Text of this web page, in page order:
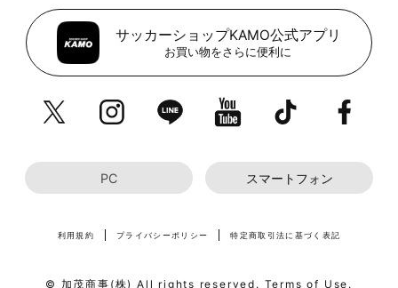
サッカーショップKAMO公式アプリ
お買い物をさらに便利に
PC スマートフォン
利用規約 プライバシーポリシー 特定商取引法に基づく表記
© 加茂商事(株) All rights reserved. Terms of Use.